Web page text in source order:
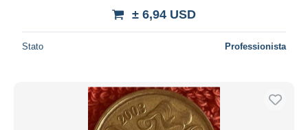
± 6,94 USD
Stato Professionista